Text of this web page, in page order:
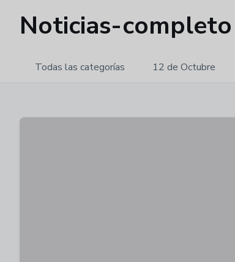
Noticias-completo
Todas las categorías 12 de Octubre